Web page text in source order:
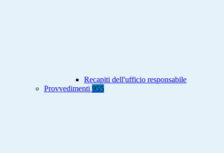
Recapiti dell'ufficio responsabile
Provvedimenti 955